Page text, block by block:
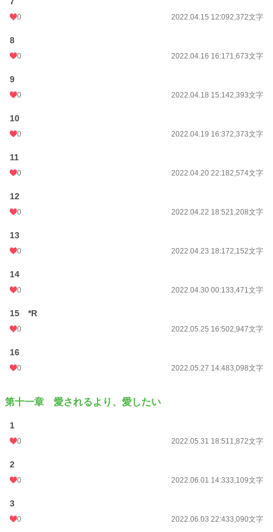
0 2022.04.15 12:092,372文字
8
0 2022.04.16 16:171,673文字
9
0 2022.04.18 15:142,393文字
10
0 2022.04.19 16:372,373文字
11
0 2022.04.20 22:182,574文字
12
0 2022.04.22 18:521,208文字
13
0 2022.04.23 18:172,152文字
14
0 2022.04.30 00:133,471文字
15 *R
0 2022.05.25 16:502,947文字
16
0 2022.05.27 14:483,098文字
第十一章 愛されるより、愛したい
1
0 2022.05.31 18:511,872文字
2
0 2022.06.01 14:333,109文字
3
0 2022.06.03 22:433,090文字